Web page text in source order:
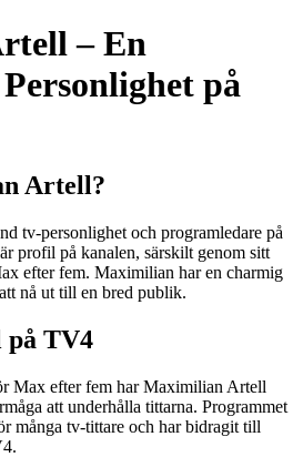
– En
på
Artell?
tv-personlighet och programledare på
profil på kanalen, särskilt genom sitt
efter fem. Maximilian har en charmig
nå ut till en bred publik.
TV4
Max efter fem har Maximilian Artell
att underhålla tittarna. Programmet
många tv-tittare och har bidragit till